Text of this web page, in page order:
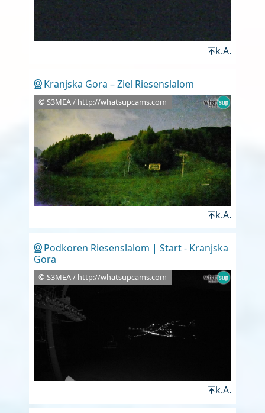
k.A.
Kranjska Gora – Ziel Riesenslalom
© S3MEA / http://whatsupcams.com
k.A.
Podkoren Riesenslalom | Start - Kranjska
Gora
© S3MEA / http://whatsupcams.com
k.A.